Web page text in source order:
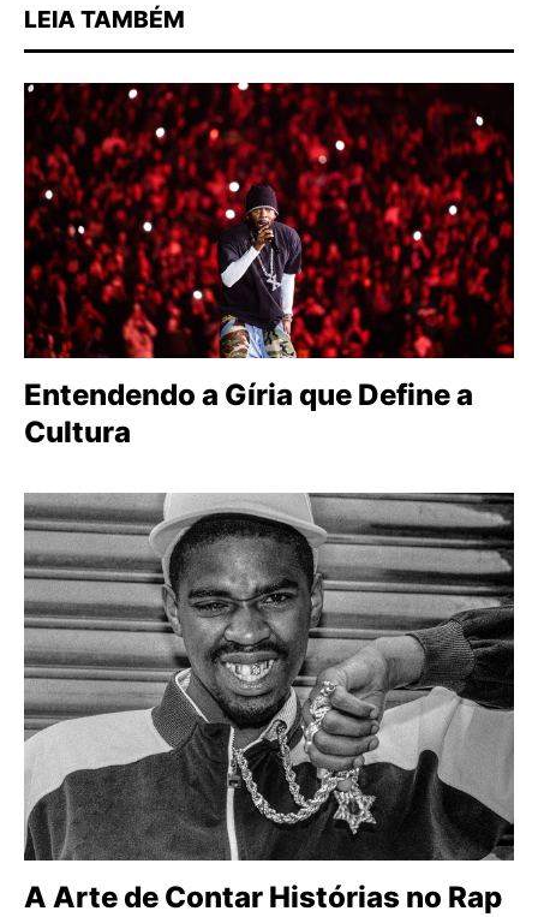
LEIA TAMBÉM
Entendendo a Gíria que Define a
Cultura
A Arte de Contar Histórias no Rap